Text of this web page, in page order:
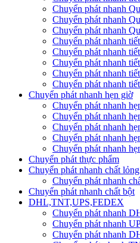
Chuyển phát nhanh
Chuyển phát nhanh
Chuyển phát nhanh
Chuyển phát nhanh
Chuyển phát nhanh
Chuyển phát nhanh
Chuyển phát nhanh
Chuyển phát nhanh
Chuyển phát nhanh hẹn giờ
Chuyển phát nhanh
Chuyển phát nhanh
Chuyển phát nhanh
Chuyển phát nhanh
Chuyển phát nhanh
Chuyển phát thực phẩm
Chuyển phát nhanh chất lỏng
Chuyển phát nhanh
Chuyển phát nhanh chất bột
DHL,TNT,UPS,FEDEX
Chuyển phát nhanh
Chuyển phát nhanh
Chuyển phát nhanh